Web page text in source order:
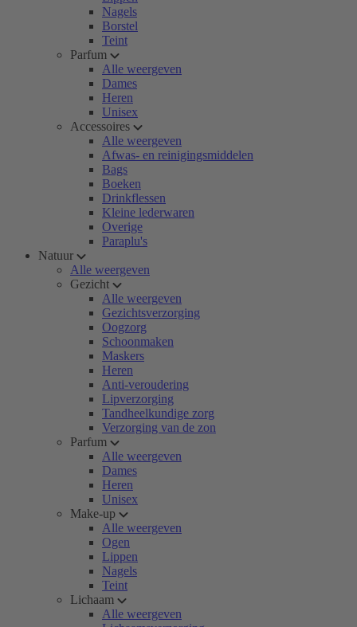
Nagels
Borstel
Teint
Parfum
Alle weergeven
Dames
Heren
Unisex
Accessoires
Alle weergeven
Afwas- en reinigingsmiddelen
Bags
Boeken
Drinkflessen
Kleine lederwaren
Overige
Paraplu's
Natuur
Alle weergeven
Gezicht
Alle weergeven
Gezichtsverzorging
Oogzorg
Schoonmaken
Maskers
Heren
Anti-veroudering
Lipverzorging
Tandheelkundige zorg
Verzorging van de zon
Parfum
Alle weergeven
Dames
Heren
Unisex
Make-up
Alle weergeven
Ogen
Lippen
Nagels
Teint
Lichaam
Alle weergeven